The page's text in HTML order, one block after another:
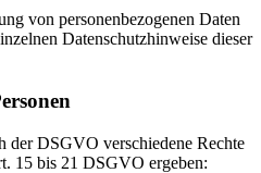
von personenbezogenen Daten
Datenschutzhinweise dieser
der DSGVO verschiedene Rechte
15 bis 21 DSGVO ergeben: